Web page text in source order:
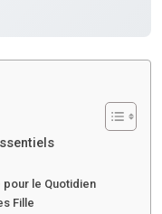
pour le Quotidien
Fille